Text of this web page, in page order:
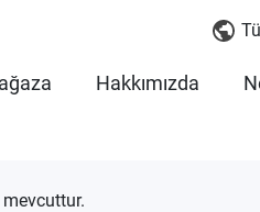
Hakkımızda